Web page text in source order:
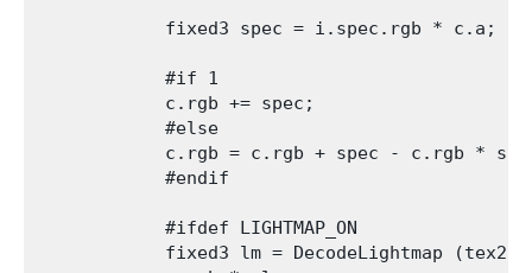
            fixed3 spec = i.spec.rgb * c.a;
            #if 1
            c.rgb += spec;
            #else
c.rgb = c.rgb + spec - c.rgb *
            #endif
            #ifdef LIGHTMAP_ON
fixed3 lm = DecodeLightmap